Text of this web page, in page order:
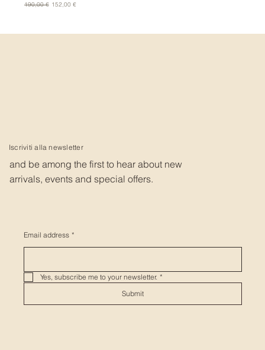
Prezzo regolare
190,00 € Prezzo scontato
152,00 €
Iscriviti alla newsletter
and be among the first to hear about new
arrivals, events and special offers.
Email address *
Yes, subscribe me to your newsletter. *
Submit